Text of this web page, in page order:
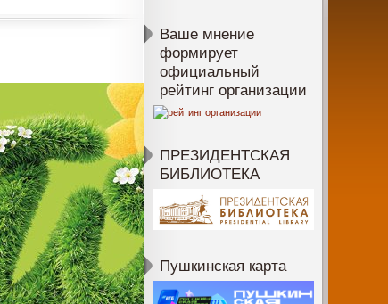
Ваше мнение
формирует
официальный
рейтинг организации
ПРЕЗИДЕНТСКАЯ
БИБЛИОТЕКА
Пушкинская карта